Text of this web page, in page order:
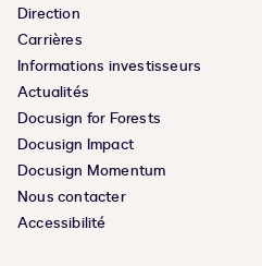
Direction
Carrières
Informations investisseurs
Actualités
Docusign for Forests
Docusign Impact
Docusign Momentum
Nous contacter
Accessibilité